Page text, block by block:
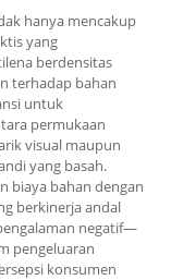
hanya mencakup
yang
berdensitas
terhadap bahan
untuk
permukaan
visual maupun
yang basah.
biaya bahan dengan
berkinerja andal
negatif—
pengeluaran
konsumen